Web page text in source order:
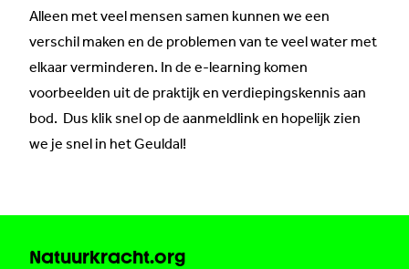
Alleen met veel mensen samen kunnen we een
verschil maken en de problemen van te veel water met
elkaar verminderen. In de e-learning komen
voorbeelden uit de praktijk en verdiepingskennis aan
bod. Dus klik snel op de aanmeldlinken hopelijk zien
we je snel in het Geuldal!
Natuurkracht.org